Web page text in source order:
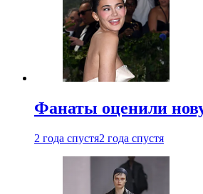
Фанаты оценили
2 года спустя2 года спустя